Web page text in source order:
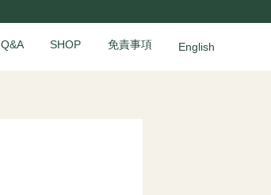
Q&A SHOP 免責事項 English